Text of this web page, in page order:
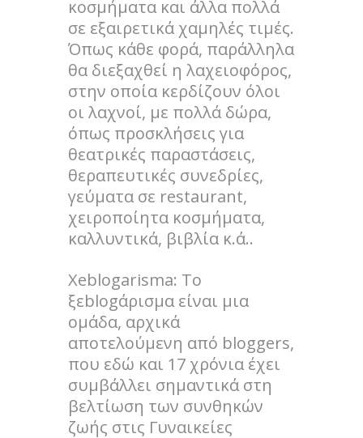
κοσμήματα και άλλα πολλά
σε εξαιρετικά χαμηλές τιμές.
Όπως κάθε φορά, παράλληλα
θα διεξαχθεί η λαχειοφόρος,
στην οποία κερδίζουν όλοι
οι λαχνοί, με πολλά δώρα,
όπως προσκλήσεις για
θεατρικές παραστάσεις,
θεραπευτικές συνεδρίες,
γεύματα σε restaurant,
χειροποίητα κοσμήματα,
καλλυντικά, βιβλία κ.ά..
Xeblogarisma: Το
ξεblogάρισμα είναι μια
ομάδα, αρχικά
αποτελούμενη από bloggers,
που εδώ και 17 χρόνια έχει
συμβάλλει σημαντικά στη
βελτίωση των συνθηκών
ζωής στις Γυναικείες